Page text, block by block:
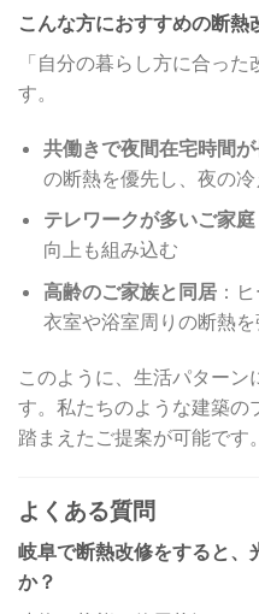
こんな方におすすめの断熱
「自分の暮らし方に合っ
す。
共働きで夜間在宅時間
の断熱を優先し、夜の
テレワークが多いご家庭
向上も組み込む
高齢のご家族と同居：
衣室や浴室周りの断熱
このように、生活パター
す。私たちのような建築の
踏まえたご提案が可能です。
よくある質問
岐阜で断熱改修をすると、
か？